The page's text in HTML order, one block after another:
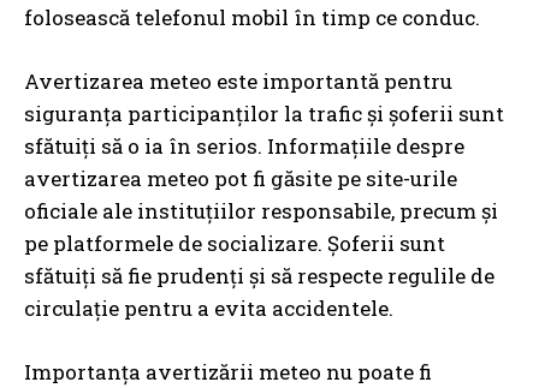
folosească telefonul mobil în timp ce conduc.
Avertizarea meteo este importantă pentru
siguranța participanților la trafic și șoferii sunt
sfătuiți să o ia în serios. Informațiile despre
avertizarea meteo pot fi găsite pe site-urile
oficiale ale instituțiilor responsabile, precum și
pe platformele de socializare. Șoferii sunt
sfătuiți să fie prudenți și să respecte regulile de
circulație pentru a evita accidentele.
Importanța avertizării meteo nu poate fi